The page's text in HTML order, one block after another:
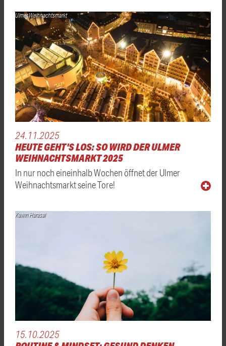
Ulmer Weihnachtsmarkt
24.11.2025
HEUTE GEHT'S LOS: SO WIRD DER ULMER
WEIHNACHTSMARKT 2025
In nur noch eineinhalb Wochen öffnet der Ulmer
Weihnachtsmarkt seine Tore!
Kawin Harasai
15.10.2025